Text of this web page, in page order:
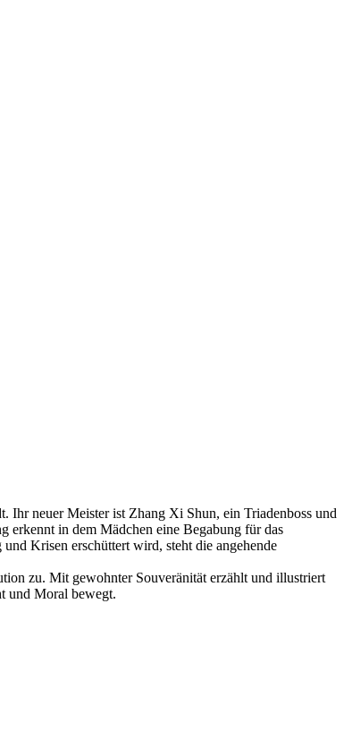
Ihr neuer Meister ist Zhang Xi Shun, ein Triadenboss und
erkennt in dem Mädchen eine Begabung für das
Krisen erschüttert wird, steht die angehende
zu. Mit gewohnter Souveränität erzählt und illustriert
und Moral bewegt.